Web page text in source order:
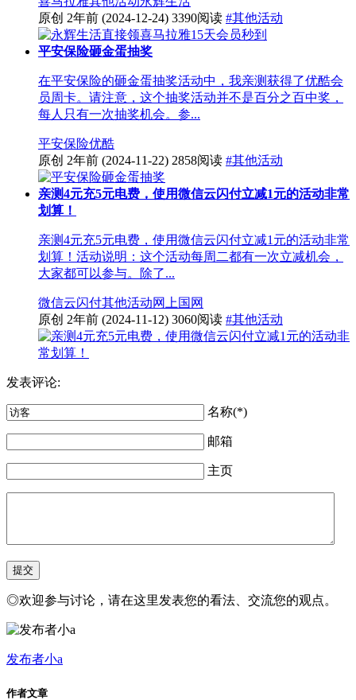
原创 2年前 (2024-12-24) 3390阅读 #其他活动
平安保险砸金蛋抽奖
在平安保险的砸金蛋抽奖活动中，我亲测获得了优酷会
员周卡。请注意，这个抽奖活动并不是百分之百中奖，
每人只有一次抽奖机会。参...
平安保险优酷
原创 2年前 (2024-11-22) 2858阅读 #其他活动
亲测4元充5元电费，使用微信云闪付立减1元的活动非常
划算！
亲测4元充5元电费，使用微信云闪付立减1元的活动非常
划算！活动说明：这个活动每周二都有一次立减机会，
大家都可以参与。除了...
微信云闪付其他活动网上国网
原创 2年前 (2024-11-12) 3060阅读 #其他活动
发表评论:
名称(*)
邮箱
主页
◎欢迎参与讨论，请在这里发表您的看法、交流您的观点。
发布者小a
作者文章